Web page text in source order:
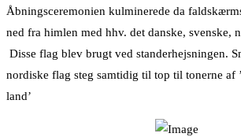
Åbningsceremonien kulminerede da
ned fra himlen med hhv. det danske, svenske,
Disse flag blev brugt ved standerhejsningen.
nordiske flag steg samtidig til top til tonerne af
land’